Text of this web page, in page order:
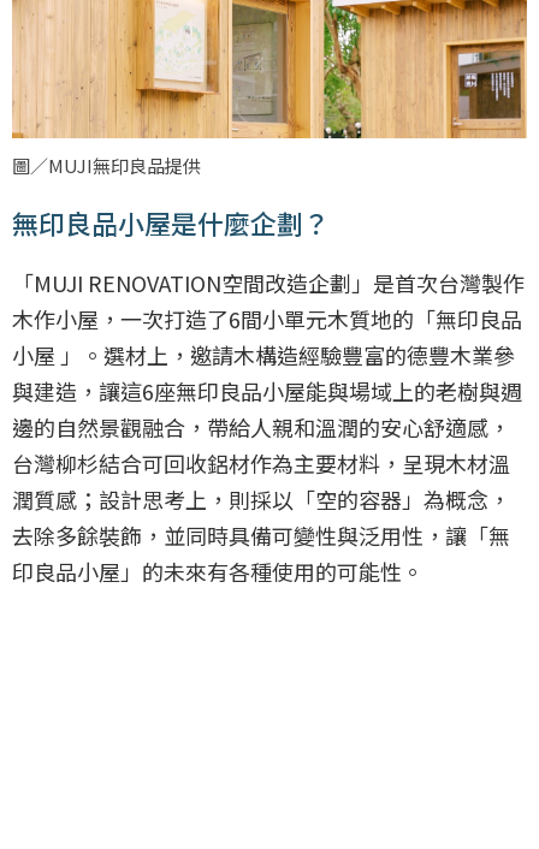
圖／MUJI無印良品提供
無印良品小屋是什麼企劃？
「MUJI RENOVATION空間改造企劃」是首次台灣製作
木作小屋，一次打造了6間小單元木質地的「無印良品
小屋 」。選材上，邀請木構造經驗豐富的德豐木業參
與建造，讓這6座無印良品小屋能與場域上的老樹與週
邊的自然景觀融合，帶給人親和溫潤的安心舒適感，
台灣柳杉結合可回收鋁材作為主要材料，呈現木材溫
潤質感；設計思考上，則採以「空的容器」為概念，
去除多餘裝飾，並同時具備可變性與泛用性，讓「無
印良品小屋」的未來有各種使用的可能性。